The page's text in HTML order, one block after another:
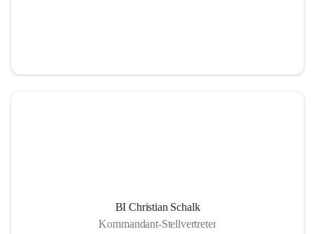
BI Christian Schalk
Kommandant-Stellvertreter